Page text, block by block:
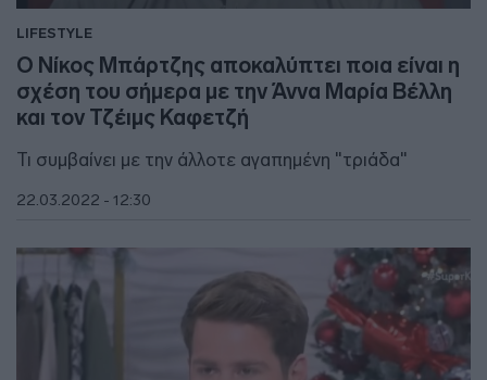
LIFESTYLE
Ο Νίκος Μπάρτζης αποκαλύπτει ποια είναι η
σχέση του σήμερα με την Άννα Μαρία Βέλλη
και τον Τζέιμς Καφετζή
Τι συμβαίνει με την άλλοτε αγαπημένη "τριάδα"
22.03.2022 - 12:30